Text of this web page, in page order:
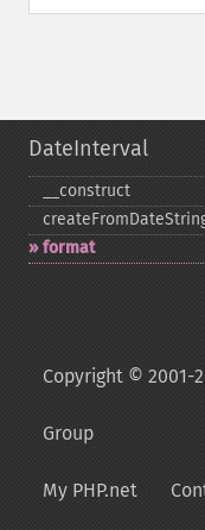
DateInterval
_​_​construct
format
Copyright © 2001-
Group
My PHP.net